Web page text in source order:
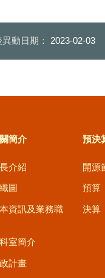
動日期： 2023-02-03
簡介
介紹
圖
資訊及業務職
室簡介
計畫
預決
開源
預算
決算